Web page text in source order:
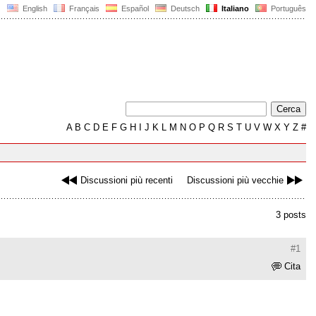
English Français Español Deutsch Italiano Português
AB C D E F G H J K L M N O P Q R S T U V W X Y Z #
Discussioni più recenti Discussioni più vecchie
3 posts
#1
Cita